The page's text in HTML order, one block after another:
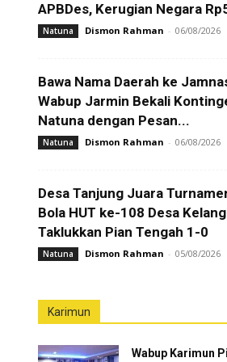
APBDes, Kerugian Negara
Natuna Dismon Rahman - 06/08/2026
Bawa Nama Daerah ke
Wabup Jarmin Bekali
Natuna dengan Pesan...
Natuna Dismon Rahman - 06/08/2026
Desa Tanjung Juara
Bola HUT ke-108 Desa
Taklukkan Pian Tengah 1-0
Natuna Dismon Rahman - 05/08/2026
Karimun
Wabup Karimun